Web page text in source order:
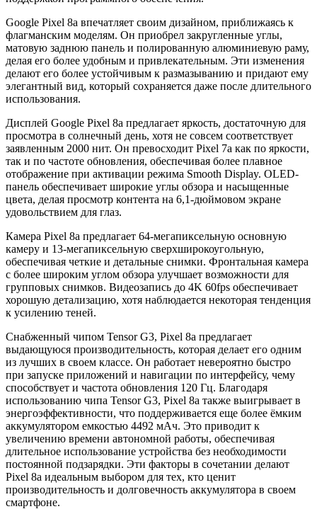
Google Pixel 8a впечатляет своим дизайном, приближаясь к
флагманским моделям. Он приобрел закругленные углы,
матовую заднюю панель и полированную алюминиевую раму,
делая его более удобным и привлекательным. Эти изменения
делают его более устойчивым к размазыванию и придают ему
элегантный вид, который сохраняется даже после длительного
использования.
Дисплей Google Pixel 8a предлагает яркость, достаточную для
просмотра в солнечный день, хотя не совсем соответствует
заявленным 2000 нит. Он превосходит Pixel 7a как по яркости,
так и по частоте обновления, обеспечивая более плавное
отображение при активации режима Smooth Display. OLED-
панель обеспечивает широкие углы обзора и насыщенные
цвета, делая просмотр контента на 6,1-дюймовом экране
удовольствием для глаз.
Камера Pixel 8a предлагает 64-мегапиксельную основную
камеру и 13-мегапиксельную сверхширокоугольную,
обеспечивая четкие и детальные снимки. Фронтальная камера
с более широким углом обзора улучшает возможности для
групповых снимков. Видеозапись до 4K 60fps обеспечивает
хорошую детализацию, хотя наблюдается некоторая тенденция
к усилению теней.
Снабженный чипом Tensor G3, Pixel 8a предлагает
выдающуюся производительность, которая делает его одним
из лучших в своем классе. Он работает невероятно быстро
при запуске приложений и навигации по интерфейсу, чему
способствует и частота обновления 120 Гц. Благодаря
использованию чипа Tensor G3, Pixel 8a также выигрывает в
энергоэффективности, что поддерживается еще более ёмким
аккумулятором емкостью 4492 мАч. Это приводит к
увеличению времени автономной работы, обеспечивая
длительное использование устройства без необходимости
постоянной подзарядки. Эти факторы в сочетании делают
Pixel 8a идеальным выбором для тех, кто ценит
производительность и долговечность аккумулятора в своем
смартфоне.